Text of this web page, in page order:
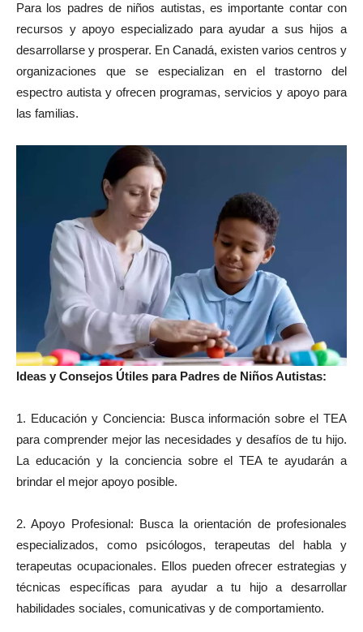
Para los padres de niños autistas, es importante contar con
recursos y apoyo especializado para ayudar a sus hijos a
desarrollarse y prosperar. En Canadá, existen varios centros y
organizaciones que se especializan en el trastorno del
espectro autista y ofrecen programas, servicios y apoyo para
las familias.
Ideas y Consejos Útiles para Padres de Niños Autistas:
1. Educación y Conciencia: Busca información sobre el TEA
para comprender mejor las necesidades y desafíos de tu hijo.
La educación y la conciencia sobre el TEA te ayudarán a
brindar el mejor apoyo posible.
2. Apoyo Profesional: Busca la orientación de profesionales
especializados, como psicólogos, terapeutas del habla y
terapeutas ocupacionales. Ellos pueden ofrecer estrategias y
técnicas específicas para ayudar a tu hijo a desarrollar
habilidades sociales, comunicativas y de comportamiento.